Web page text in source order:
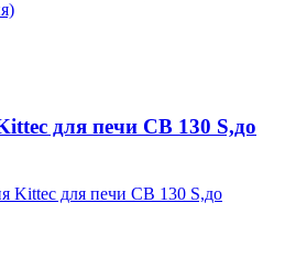
для печи СВ 130 S,до